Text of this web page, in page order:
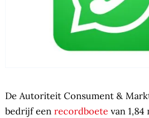
De Autoriteit Consument &
bedrijf een recordboete van